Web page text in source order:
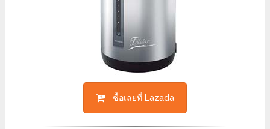
ซื้อเลยที่ Lazada